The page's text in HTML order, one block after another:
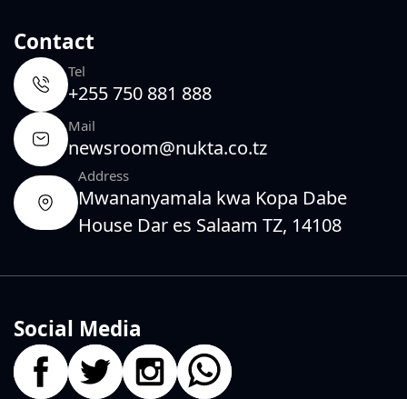
Contact
Tel
+255 750 881 888
Mail
newsroom@nukta.co.tz
Address
Mwananyamala kwa Kopa Dabe
House Dar es Salaam TZ, 14108
Social Media